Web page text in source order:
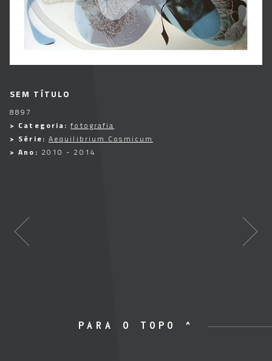
SEM TÍTULO
8897
> Categoria:fotografia
> Série: Aequilibrium Cosmicum
> Ano: 2010 - 2014
PARA O TOPO ^